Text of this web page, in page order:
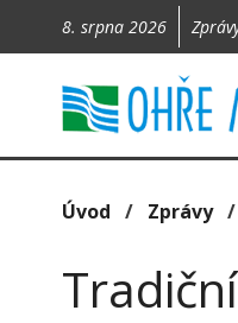
8. srpna 2026
Úvod / Zprávy/